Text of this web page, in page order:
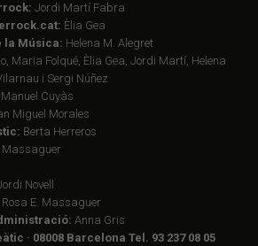
Jordi Martí Fabra
Èlia Gea
la Música: Helena M. Alegret
Maria Folqué, Èlia Gea, Jordi Martí, Helena
i Sergi Núñez
Manuel Cuyàs
Miguel Morales
Berta Herreros
Massaguer
Novell
Rosa E. Massaguer
Anna Gris
· 08008 Barcelona Tel. 93 237 08 05